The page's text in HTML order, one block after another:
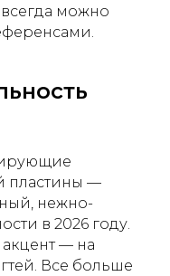
всегда можно
пластины —
нежно-
в 2026 году.
— на
Все больше